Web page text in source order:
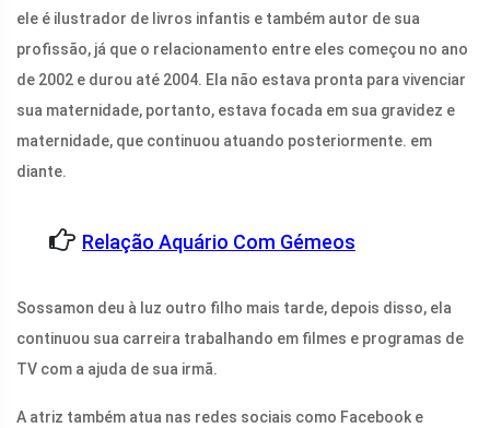
ele é ilustrador de livros infantis e também autor de sua
profissão, já que o relacionamento entre eles começou no ano
de 2002 e durou até 2004. Ela não estava pronta para vivenciar
sua maternidade, portanto, estava focada em sua gravidez e
maternidade, que continuou atuando posteriormente. em
diante.
Relação Aquário Com Gémeos
Sossamon deu à luz outro filho mais tarde, depois disso, ela
continuou sua carreira trabalhando em filmes e programas de
TV com a ajuda de sua irmã.
A atriz também atua nas redes sociais como Facebook e